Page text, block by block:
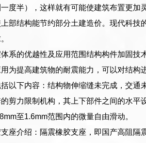
度半），这样就有可能使建筑布置更
部结构能节约部分土建造价。现代科
系的优越性及应用范围结构构件加固技
为提高建筑物的耐震能力，可以对结
以下内容：结构物伸缩缝未完成，交通
剪力限制机构，其上下部件之间的水平
至1.6mm范围内的微量自由滑动。
座介绍：隔震橡胶支座，即国产高阻